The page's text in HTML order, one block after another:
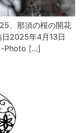
、那須の桜の開花
2025年4月13日
-Photo […]